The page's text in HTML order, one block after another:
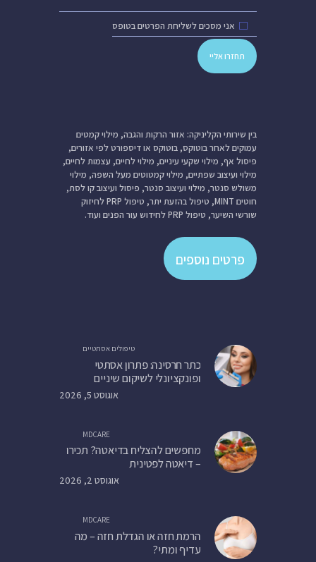
אני מסכים לשליחת הפרטים בטופס
בין שירותי הקליניקה: אזור הרקות והגבה, מילוי קמטים
עמוקים לאחר בוטוקס, בוטוקס או דיספורט לפי אזורים,
פיסול אף, מילוי שקעי עיניים, מילוי לחיים, עצמות לחיים,
מילוי ועיצוב שפתיים, מילוי קמטוטים מעל השפה, מילוי
משולש סנטר, מילוי ועיצוב סנטר, פיסול ועיצוב קו לסת,
חוטים MINT, טיפול בהזעת יתר, טיפול PRP לחיזוק
שורשי השיער, טיפול PRP לחידוש עור הפנים ועוד.
פרטים נוספים
טיפולים אסתטיים
כתר חרסינה: פתרון אסתטי
ופונקציונלי לשיקום שיניים
אוגוסט 5, 2026
MDCARE
מחפשים להצליח בדיאטה? תכירו
– דיאטה לפטינית
אוגוסט 2, 2026
MDCARE
הרמת חזה או הגדלת חזה – מה
עדיף ומתי?